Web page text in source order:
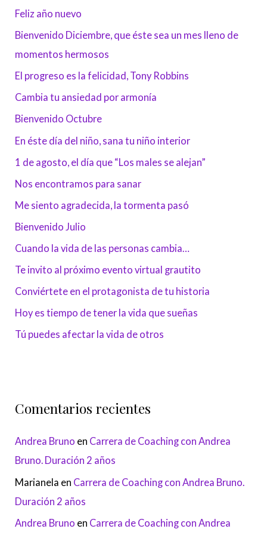
Feliz año nuevo
Bienvenido Diciembre, que éste sea un mes lleno de
momentos hermosos
El progreso es la felicidad, Tony Robbins
Cambia tu ansiedad por armonía
Bienvenido Octubre
En éste día del niño, sana tu niño interior
1 de agosto, el día que “Los males se alejan”
Nos encontramos para sanar
Me siento agradecida, la tormenta pasó
Bienvenido Julio
Cuando la vida de las personas cambia…
Te invito al próximo evento virtual grautito
Conviértete en el protagonista de tu historia
Hoy es tiempo de tener la vida que sueñas
Tú puedes afectar la vida de otros
Comentarios recientes
Andrea Bruno en Carrera de Coaching con Andrea
Bruno. Duración 2 años
Marianela en Carrera de Coaching con Andrea Bruno.
Duración 2 años
Andrea Bruno en Carrera de Coaching con Andrea